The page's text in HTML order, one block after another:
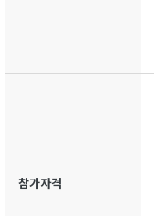
참가자격